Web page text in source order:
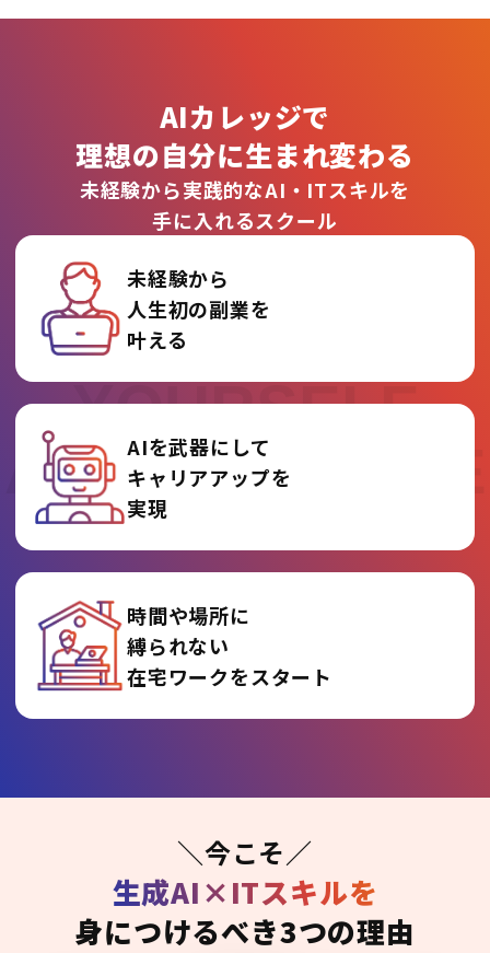
REINVENT
YOURSELF
AT AI COLLEGE
AIカレッジで
理想の自分に生まれ変わる
未経験から実践的なAI・ITスキルを
手に入れるスクール
未経験から
人生初の副業を
叶える
AIを武器にして
キャリアアップを
実現
時間や場所に
縛られない
在宅ワークをスタート
＼今こそ／
生成AI×ITスキルを
身につけるべき3つの理由